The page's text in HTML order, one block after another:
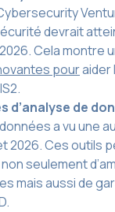
devrait
2026. Cela
pouraider
d’analyse de
a vu une
2026. Ces outils
seulement
mais aussi de